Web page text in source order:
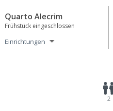
Quarto Alecrim
Frühstück eingeschlossen
Einrichtungen
2